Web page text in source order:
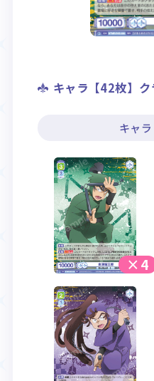
キャラ【42枚】ク
キャラ
×4